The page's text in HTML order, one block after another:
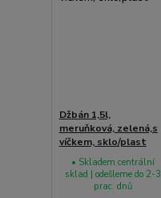
Džbán 1,5l,
meruňková, zelená,s
víčkem, sklo/plast
• Skladem centrální
sklad | odešleme do 2-3
prac. dnů